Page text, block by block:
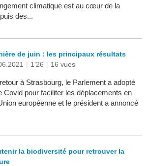
climatique est au cœur de la
des...
de juin : les principaux résultats
| 1'26 | 16 vues
à Strasbourg, le Parlement a adopté
Covid pour faciliter les déplacements en
européenne et le président a annoncé
la biodiversité pour retrouver la